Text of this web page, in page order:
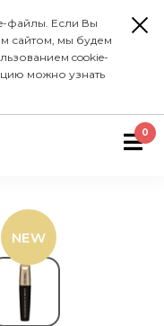
файлы. Если Вы
сайтом, мы будем
cookie-
можно узнать
0
NEW